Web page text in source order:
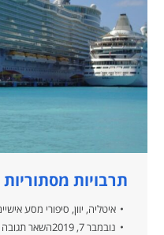
תרבויות
איטליה, יוון, סיפורי מסע
נובמבר 7, 2019
השאר תגובה